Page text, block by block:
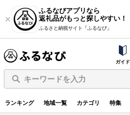
ふるなびアプリなら
返礼品がもっと探しやすい！
ふるさと納税サイト「ふるなび」
ガイド
キーワードを入力
ランキング 地域一覧 カテゴリ 特集